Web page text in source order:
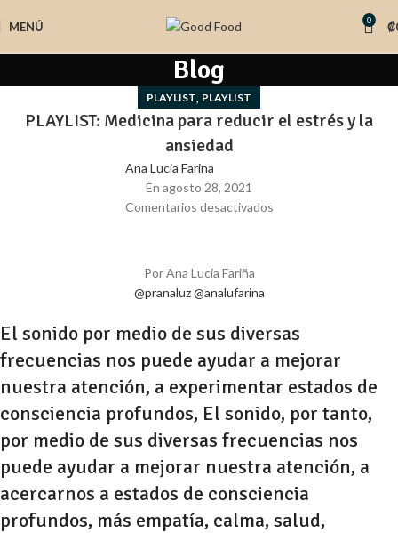
MENÚ 0 ₡
Blog
PLAYLIST, PLAYLIST
PLAYLIST: Medicina para reducir el estrés y la
ansiedad
Ana Lucia Farina
En agosto 28, 2021
Comentarios desactivados
Por Ana Lucía Fariña
@pranaluz@analufarina
El sonido por medio de sus diversas
frecuencias nos puede ayudar a mejorar
nuestra atención, a experimentar estados de
consciencia profundos, El sonido, por tanto,
por medio de sus diversas frecuencias nos
puede ayudar a mejorar nuestra atención, a
acercarnos a estados de consciencia
profundos, más empatía, calma, salud,